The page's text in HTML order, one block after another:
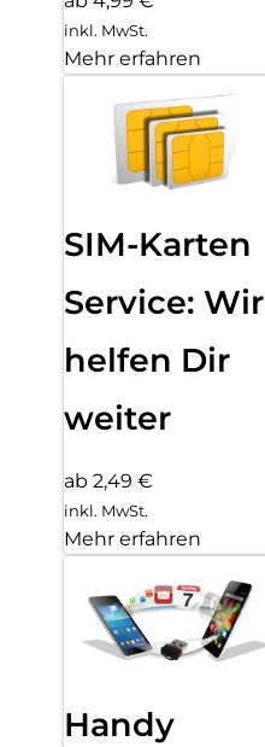
inkl. MwSt.
Mehr erfahren
SIM-Karten
Service: Wir
helfen Dir
weiter
ab 2,49 €
inkl. MwSt.
Mehr erfahren
Handy